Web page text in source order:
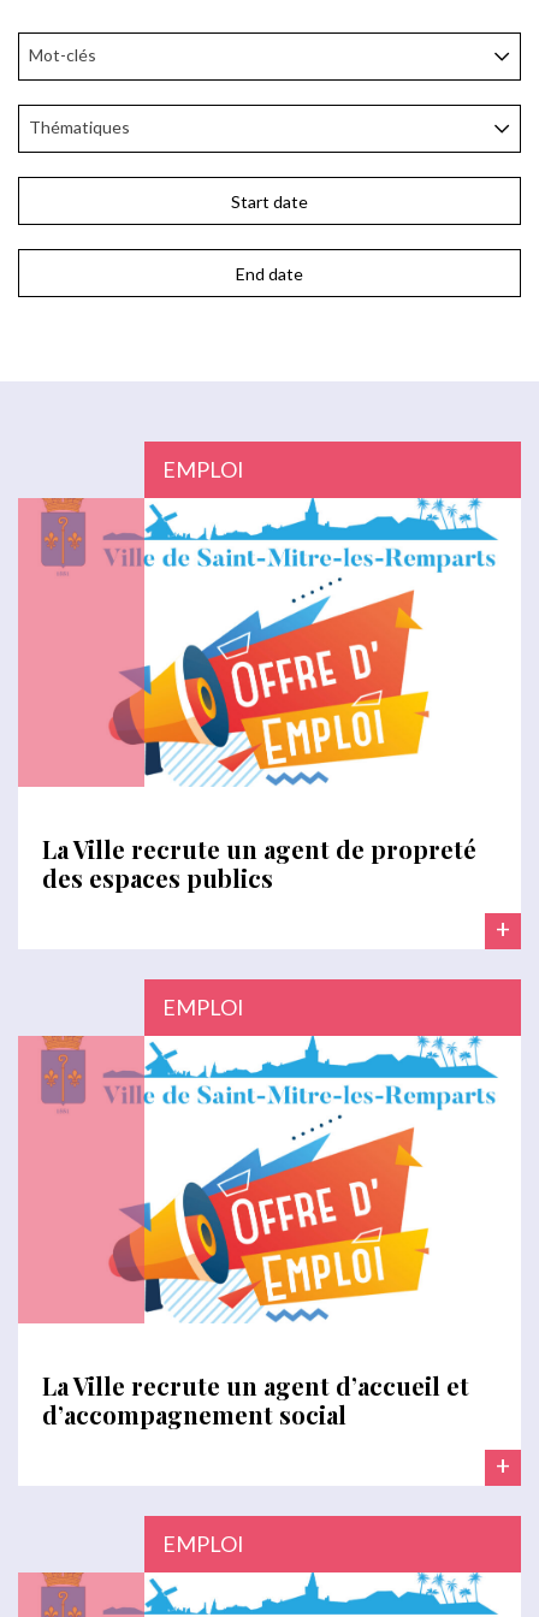
Mot-clés
Thématiques
EMPLOI
La Ville recrute un agent de propreté
des espaces publics
+
EMPLOI
La Ville recrute un agent d’accueil et
d’accompagnement social
+
EMPLOI